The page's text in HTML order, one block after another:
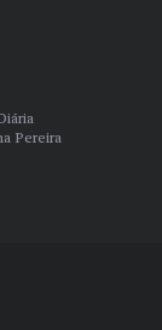
Pereira